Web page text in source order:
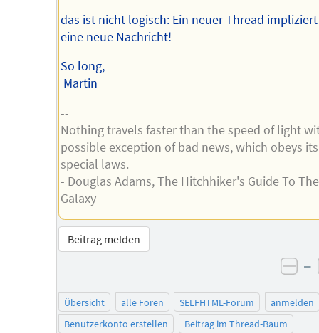
das ist nicht logisch: Ein neuer Thread
eine neue Nachricht!
So long,
Martin
--
Nothing travels faster than the speed of light
possible exception of bad news, which obeys
special laws.
- Douglas Adams, The Hitchhiker's Guide To The
Galaxy
Beitrag melden
–
Übersicht alle Foren SELFHTML-Forum
anmelden
Benutzerkonto erstellen
Beitrag im Thread-Baum